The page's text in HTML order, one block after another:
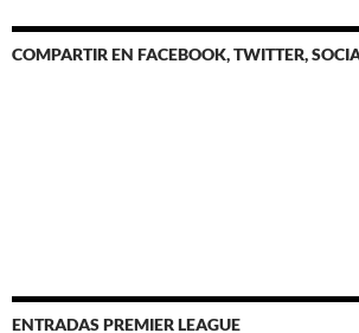
COMPARTIR EN FACEBOOK, TWITTER,
ENTRADAS PREMIER LEAGUE